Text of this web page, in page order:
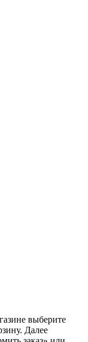
выберите
Далее